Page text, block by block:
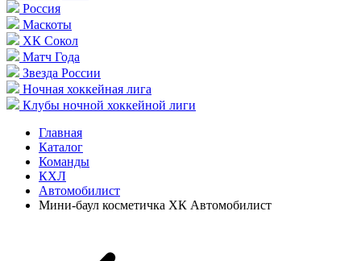
Россия
Маскоты
ХК Сокол
Матч Года
Звезда России
Ночная хоккейная лига
Клубы ночной хоккейной лиги
Главная
Каталог
Команды
КХЛ
Автомобилист
Мини-баул косметичка ХК Автомобилист